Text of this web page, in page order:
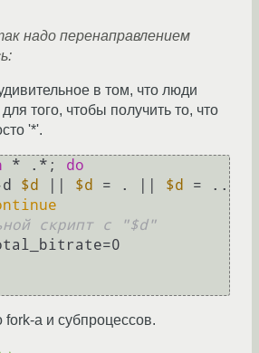
надо перенаправлением
в том, что люди
того, чтобы получить то, что
'*'.
* .*; do
d
$d $d = . || $d
= ..
скрипт с "$d"
fork-а и субпроцессов.